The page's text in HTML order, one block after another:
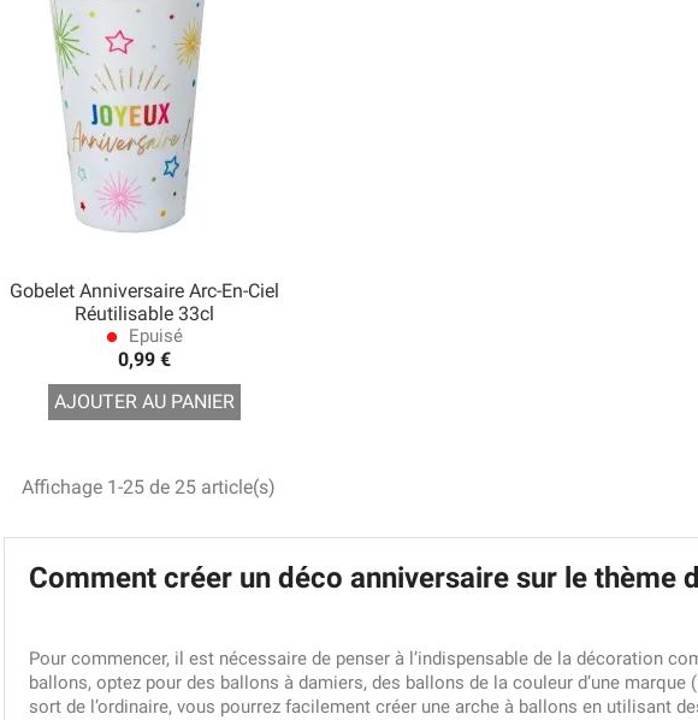
Gobelet Anniversaire Arc-En-Ciel
Réutilisable 33cl
lens Epuisé
0,99 €
AJOUTER AU PANIER
Affichage 1-25 de 25 article(s)
Comment créer un déco anniversaire sur le thème
Pour commencer, il est nécessaire de penser à l’indispensable de la décoration
ballons, optez pour des ballons à damiers, des ballons de la couleur d’une
sort de l’ordinaire, vous pourrez facilement créer une arche à ballons en utilisant